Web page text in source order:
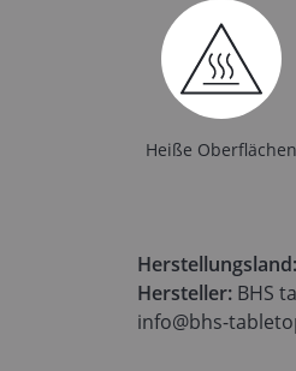
Heiße Oberflächen
Herstellungsland:
Hersteller: BHS
info@bhs-